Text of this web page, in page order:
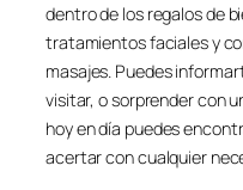
dentro de los regalos de
tratamientos faciales y
masajes. Puedes
visitar, o sorprender con
hoy en día puedes
acertar con cualquier